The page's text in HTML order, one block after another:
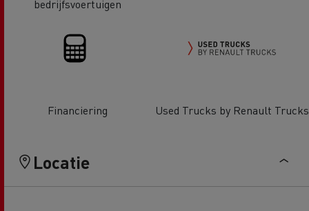
bedrijfsvoertuigen
Financiering Used Trucks by Renault Trucks
Locatie